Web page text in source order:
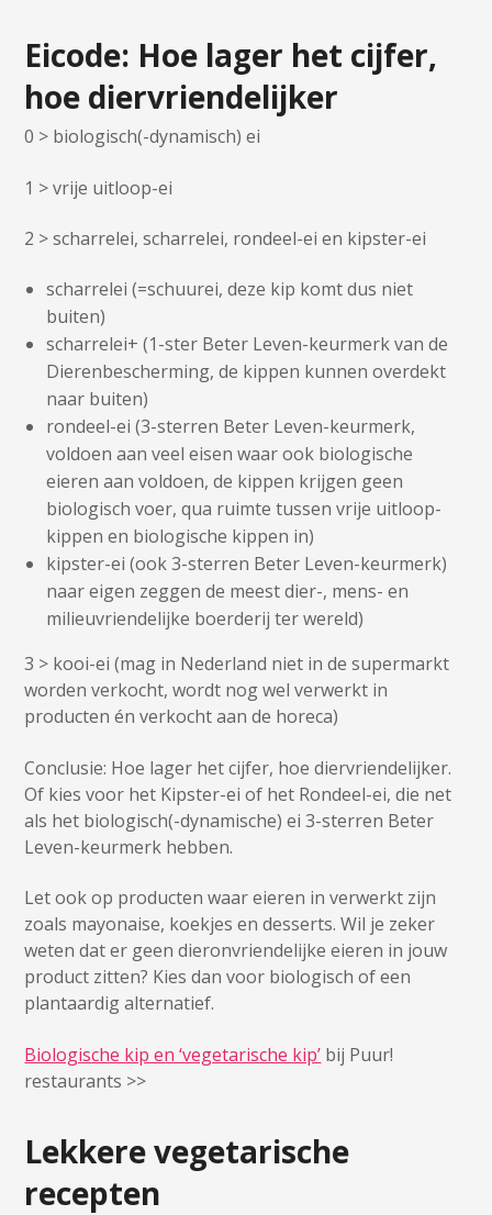
Eicode: Hoe lager het cijfer,
hoe diervriendelijker
0 > biologisch(-dynamisch) ei
1 > vrije uitloop-ei
2 > scharrelei, scharrelei, rondeel-ei en kipster-ei
scharrelei (=schuurei, deze kip komt dus niet
buiten)
scharrelei+ (1-ster Beter Leven-keurmerk van de
Dierenbescherming, de kippen kunnen overdekt
naar buiten)
rondeel-ei (3-sterren Beter Leven-keurmerk,
voldoen aan veel eisen waar ook biologische
eieren aan voldoen, de kippen krijgen geen
biologisch voer, qua ruimte tussen vrije uitloop-
kippen en biologische kippen in)
kipster-ei (ook 3-sterren Beter Leven-keurmerk)
naar eigen zeggen de meest dier-, mens- en
milieuvriendelijke boerderij ter wereld)
3 > kooi-ei (mag in Nederland niet in de supermarkt
worden verkocht, wordt nog wel verwerkt in
producten én verkocht aan de horeca)
Conclusie: Hoe lager het cijfer, hoe diervriendelijker.
Of kies voor het Kipster-ei of het Rondeel-ei, die net
als het biologisch(-dynamische) ei 3-sterren Beter
Leven-keurmerk hebben.
Let ook op producten waar eieren in verwerkt zijn
zoals mayonaise, koekjes en desserts. Wil je zeker
weten dat er geen dieronvriendelijke eieren in jouw
product zitten? Kies dan voor biologisch of een
plantaardig alternatief.
Biologische kip en ‘vegetarische kip’ bij Puur!
restaurants >>
Lekkere vegetarische
recepten